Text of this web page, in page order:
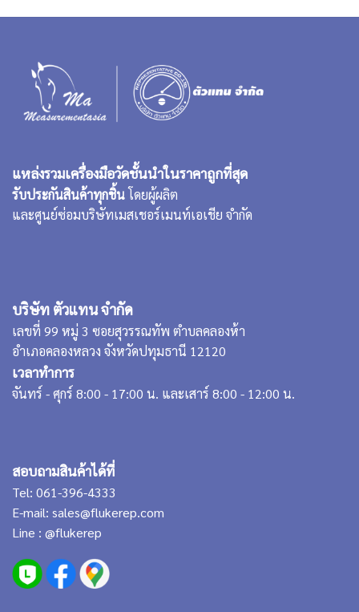
แหล่งรวมเครื่องมือวัดชั้นนำในราคาถูกที่สุด
รับประกันสินค้าทุกชิ้น โดยผู้ผลิต
และศูนย์ซ่อมบริษัทเมสเชอร์เมนท์เอเชีย จำกัด
บริษัท ตัวแทน จำกัด
เลขที่ 99 หมู่ 3 ซอยสุวรรณทัพ ตำบลคลองห้า
อำเภอคลองหลวง จังหวัดปทุมธานี 12120
เวลาทำการ
จันทร์ - ศุกร์ 8:00 - 17:00 น. และเสาร์ 8:00 - 12:00 น.
สอบถามสินค้าได้ที่
Tel: 061-396-4333
E-mail: sales@flukerep.com
Line : @flukerep